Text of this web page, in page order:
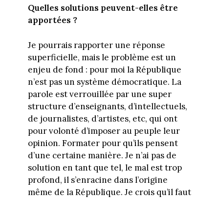
Quelles solutions peuvent-elles être
apportées ?
Je pourrais rapporter une réponse
superficielle, mais le problème est un
enjeu de fond : pour moi la République
n’est pas un système démocratique. La
parole est verrouillée par une super
structure d’enseignants, d’intellectuels,
de journalistes, d’artistes, etc, qui ont
pour volonté d’imposer au peuple leur
opinion. Formater pour qu’ils pensent
d’une certaine manière. Je n’ai pas de
solution en tant que tel, le mal est trop
profond, il s’enracine dans l’origine
même de la République. Je crois qu’il faut